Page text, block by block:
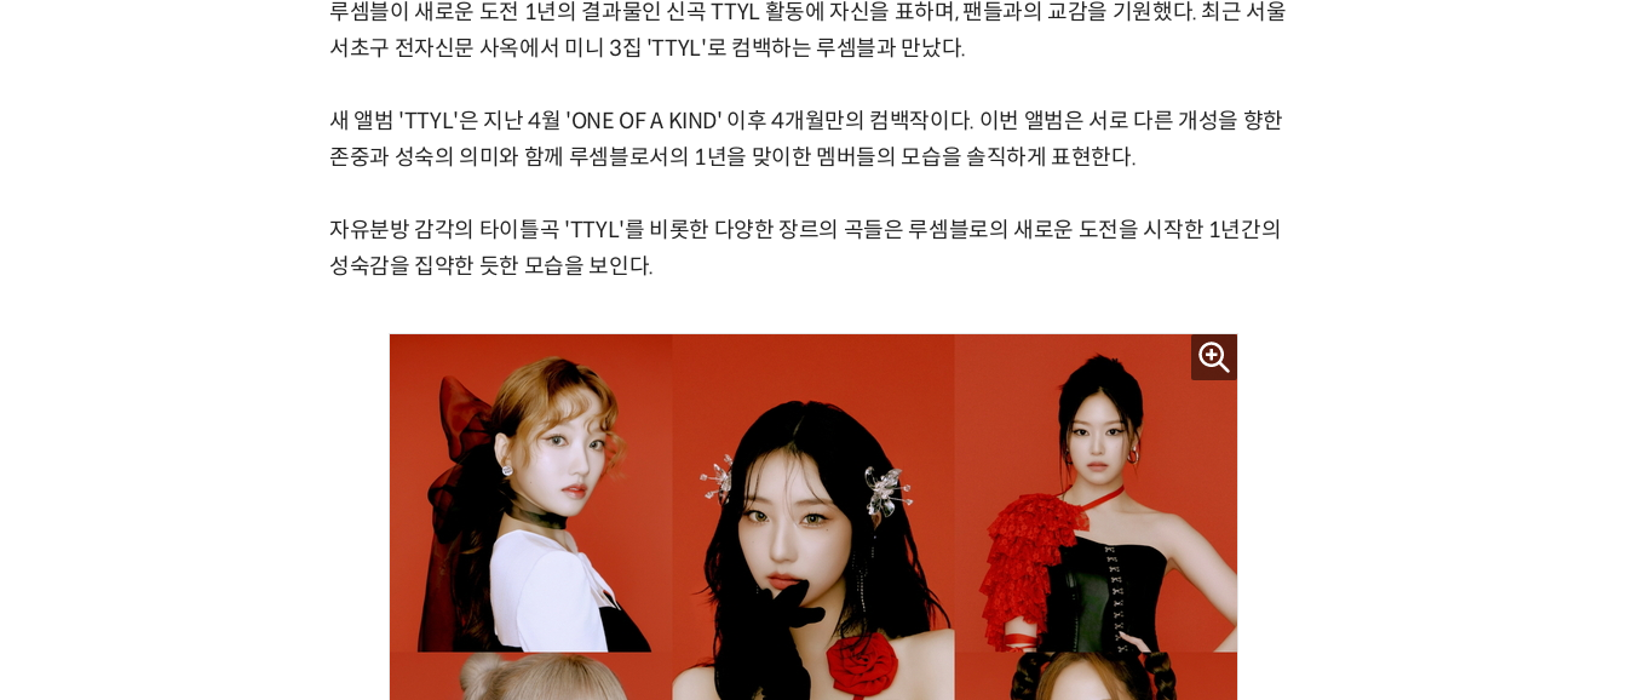
루셈블이 새로운 도전 1년의 결과물인 신곡 TTYL 활동에 자신을 표하며, 팬들과의 교감을 기원했다. 최근 서울
서초구 전자신문 사옥에서 미니 3집 'TTYL'로 컴백하는 루셈블과 만났다.
새 앨범 'TTYL'은 지난 4월 'ONE OF A KIND' 이후 4개월만의 컴백작이다. 이번 앨범은 서로 다른 개성을 향한
존중과 성숙의 의미와 함께 루셈블로서의 1년을 맞이한 멤버들의 모습을 솔직하게 표현한다.
자유분방 감각의 타이틀곡 'TTYL'를 비롯한 다양한 장르의 곡들은 루셈블로의 새로운 도전을 시작한 1년간의
성숙감을 집약한 듯한 모습을 보인다.